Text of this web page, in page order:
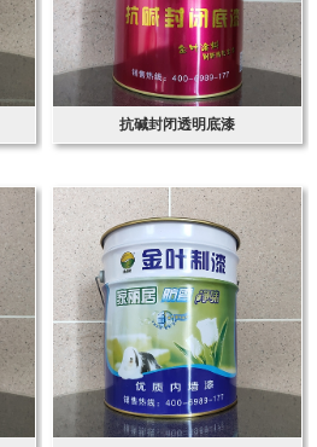
抗碱封闭透明底漆